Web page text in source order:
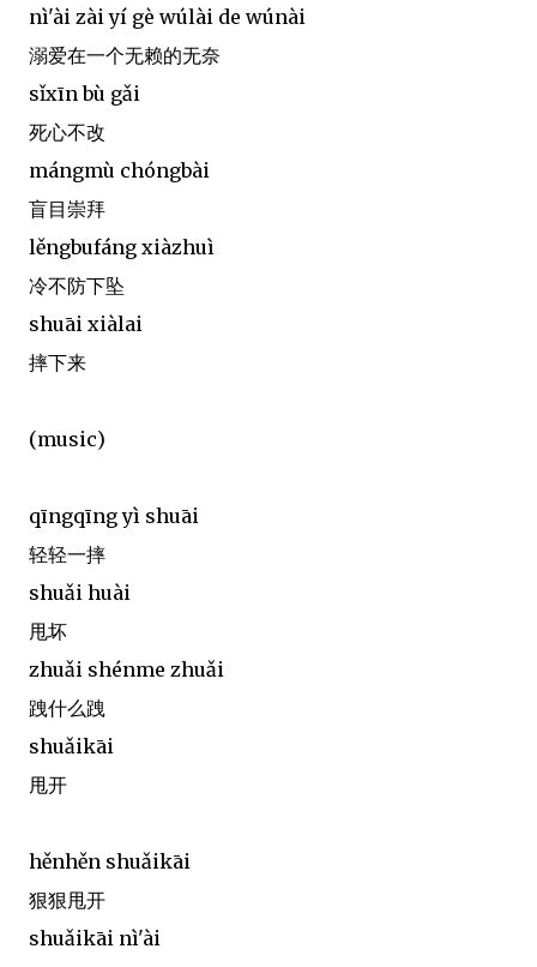
nì'ài zài yí gè wúlài de wúnài
溺爱在一个无赖的无奈
sǐxīn bù gǎi
死心不改
mángmù chóngbài
盲目崇拜
lěngbufáng xiàzhuì
冷不防下坠
shuāi xiàlai
摔下来
(music)
qīngqīng yì shuāi
轻轻一摔
shuǎi huài
甩坏
zhuǎi shénme zhuǎi
跩什么跩
shuǎikāi
甩开
hěnhěn shuǎikāi
狠狠甩开
shuǎikāi nì'ài